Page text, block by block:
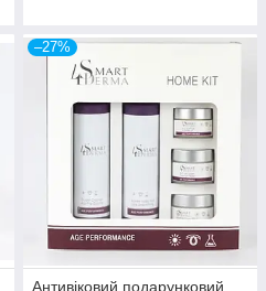
–27%
Антивіковий подарунковий